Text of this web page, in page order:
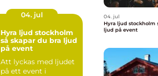
04. jul
Hyra ljud stockholm
så skapar du bra ljud
på event
Att lyckas med ljudet
på ett event i
04. jul
Hyra ljud stockholm så skapar du bra
ljud på event